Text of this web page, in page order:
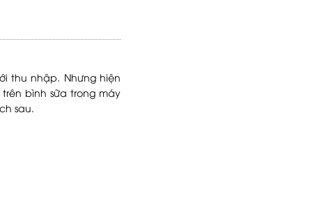
thu nhập. Nhưng hiện
bình sữa trong máy
sau.